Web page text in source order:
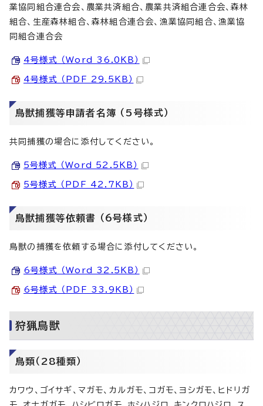
業協同組合連合会、農業共済組合、農業共済組合連合会、森林
組合、生産森林組合、森林組合連合会、漁業協同組合、漁業協
同組合連合会
4号様式 （Word 36.0KB）
4号様式 （PDF 29.5KB）
鳥獣捕獲等申請者名簿 （5号様式）
共同捕獲の場合に添付してください。
5号様式 （Word 52.5KB）
5号様式 （PDF 42.7KB）
鳥獣捕獲等依頼書 （6号様式）
鳥獣の捕獲を依頼する場合に添付してください。
6号様式 （Word 32.5KB）
6号様式 （PDF 33.9KB）
狩猟鳥獣
鳥類（28種類）
カワウ、ゴイサギ、マガモ、カルガモ、コガモ、ヨシガモ、ヒドリガ